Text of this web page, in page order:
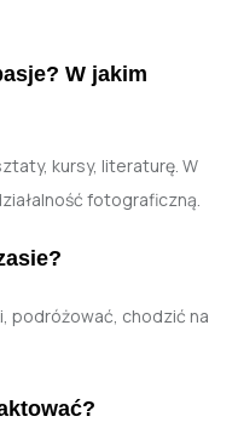
W jakim
kursy, literaturę. W
fotograficzną.
podróżować, chodzić na